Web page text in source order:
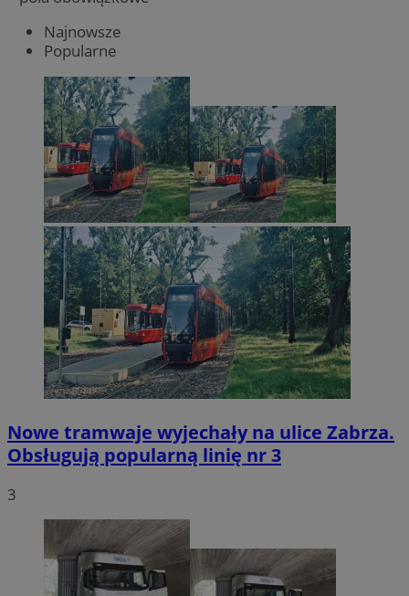
Najnowsze
Popularne
Nowe tramwaje wyjechały na ulice Zabrza.
Obsługują popularną linię nr 3
3